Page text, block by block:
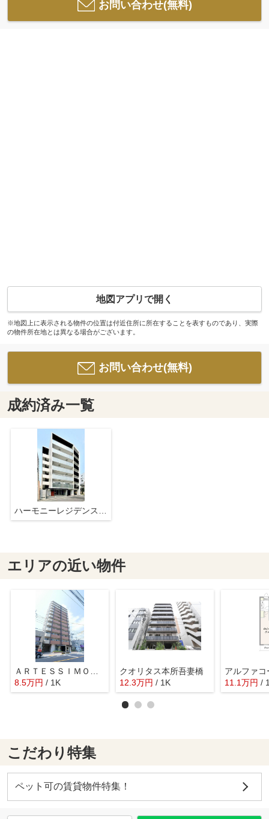
お問い合わせ(無料)
地図アプリで開く
※地図上に表示される物件の位置は付近住所に所在することを表すものであり、実際
の物件所在地とは異なる場合がございます。
お問い合わせ(無料)
成約済み一覧
エリアの近い物件
ＡＲＴＥＳＳＩＭＯ ＩＳＭ
8.5万円 / 1K
クオリタス本所吾妻橋
12.3万円 / 1K 11.1万円 /
こだわり特集
ペット可の賃貸物件特集！